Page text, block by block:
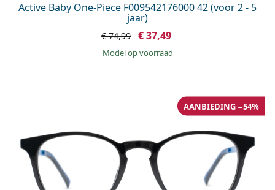
Active Baby One-Piece F009542176000 42 (voor 2 - 5
jaar)
€ 74,99 € 37,49
model op voorraad
AANBIEDING −54%